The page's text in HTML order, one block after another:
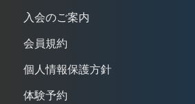
入会のご案内
会員規約
個人情報保護方針
体験予約